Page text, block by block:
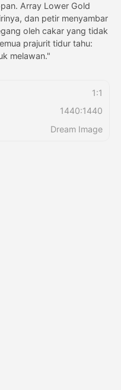
Array Lower Gold
dan petir menyambar
oleh cakar yang tidak
prajurit tidur tahu:
melawan."
1:1
1440:1440
Dream Image